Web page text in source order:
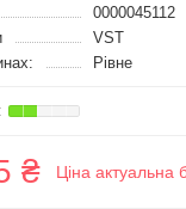
0000045112
VST
Рівне
₴ Ціна актуальна